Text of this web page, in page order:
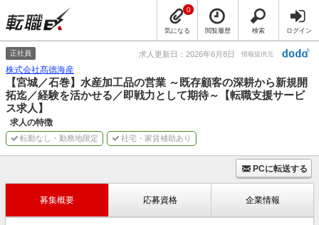
気になる
0
閲覧履歴 検索 ログイン
正社員 求人更新日：2026年6月8日 情報提供元
株式会社髙德海産
【宮城／石巻】水産加工品の営業 ～既存顧客の深耕から新規開
拓迄／経験を活かせる／即戦力として期待～【転職支援サービ
ス求人】
求人の特徴
転勤なし・勤務地限定 社宅・家賃補助あり
PCに転送する
募集概要 応募資格 企業情報